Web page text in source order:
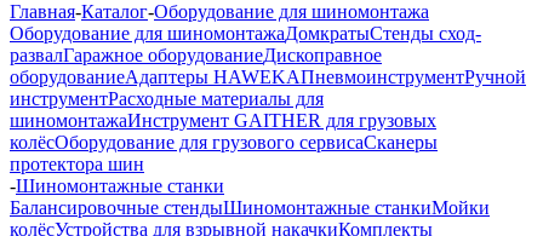
Главная-Каталог-Оборудование для шиномонтажа
Оборудование для шиномонтажаДомкратыСтенды сход-
развалГаражное оборудованиеДископравное
оборудованиеАдаптеры HAWEKAПневмоинструментРучной
инструментРасходные материалы для
шиномонтажаИнструмент GAITHER для грузовых
колёсОборудование для грузового сервисаСканеры
протектора шин
-Шиномонтажные станки
Балансировочные стендыШиномонтажные станкиМойки
колёсУстройства для взрывной накачкиКомплекты